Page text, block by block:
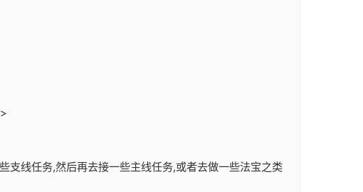
支线任务,然后再去接一些主线任务,或者去做一些法宝之类